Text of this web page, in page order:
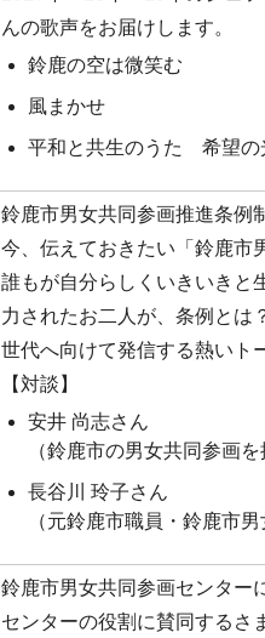
んの歌声をお届けします。
鈴鹿の空は微笑む
風まかせ
平和と共生のうた 希望の
鈴鹿市男女共同参画推進条例
今、伝えておきたい「鈴鹿
誰もが自分らしくいきいきと
力されたお二人が、条例とは
世代へ向けて発信する熱いト
【対談】
安井 尚志さん
（鈴鹿市の男女共同参画
長谷川 玲子さん
（元鈴鹿市職員・鈴鹿市
鈴鹿市男女共同参画センター
センターの役割に賛同するさ